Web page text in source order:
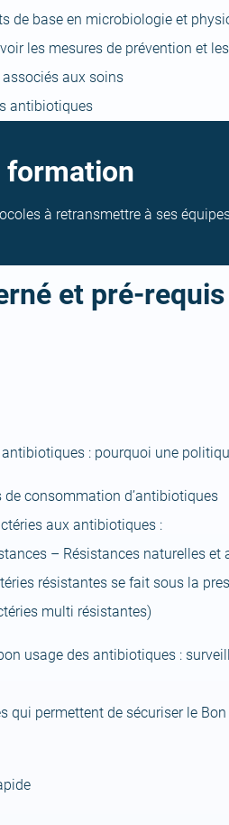
de base en microbiologie et
les mesures de prévention et
aux soins
antibiotiques
formation
à retransmettre à ses
et pré-requis
: pourquoi une
de consommation d’antibiotiques
aux antibiotiques :
– Résistances naturelles et
résistantes se fait sous la
multi résistantes)
usage des antibiotiques :
qui permettent de sécuriser le